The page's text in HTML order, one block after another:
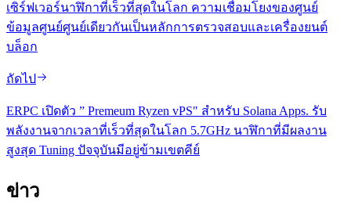
เซิร์ฟเวอร์นาฬิกาที่เร็วที่สุดในโลก ความเชื่อมโยงของศูนย์
ข้อมูลศูนย์ศูนย์เดียวกันเป็นหลักการตรวจสอบและเครื่องยนต์
บล็อก
ถัดไป
ERPC เปิดตัว ” Premeum Ryzen vPS" สําหรับ Solana Apps. รับ
พลังงานจากเวลาที่เร็วที่สุดในโลก 5.7GHz นาฬิกาที่มีผลงาน
สูงสุด Tuning ปัจจุบันมีอยู่ข้ามเขตคีย์
ข่าว